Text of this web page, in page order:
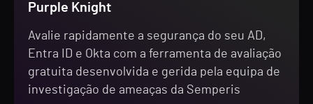
Purple Knight
Avalie rapidamente a segurança do seu AD,
Entra ID e Okta com a ferramenta de avaliação
gratuita desenvolvida e gerida pela equipa de
investigação de ameaças da Semperis